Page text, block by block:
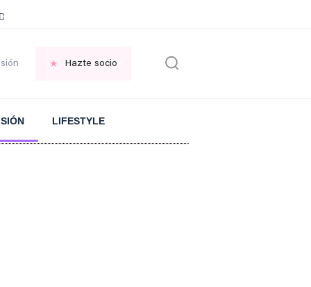
García
Hazte socio
LIFESTYLE